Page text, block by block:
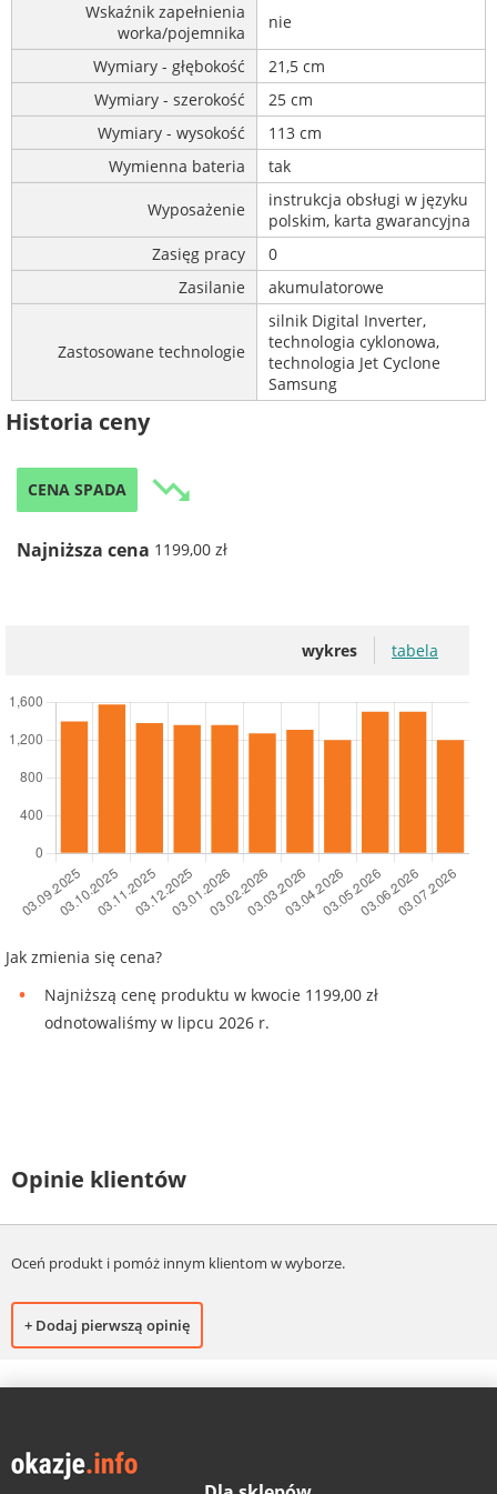
Wskaźnik zapełnienia
worka/pojemnika
nie
Wymiary - głębokość
21,5 cm
Wymiary - szerokość
25 cm
Wymiary - wysokość
113 cm
Wymienna bateria
tak
Wyposażenie
instrukcja obsługi w języku
polskim, karta gwarancyjna
Zasięg pracy
0
Zasilanie
akumulatorowe
Zastosowane technologie
silnik Digital Inverter,
technologia cyklonowa,
technologia Jet Cyclone
Samsung
Historia ceny
CENA SPADA trending_down
Najniższa cena 1199,00 zł
wykres tabela
Jak zmienia się cena?
Najniższą cenę produktu w kwocie 1199,00 zł
odnotowaliśmy w lipcu 2026 r.
Opinie klientów
Oceń produkt i pomóż innym klientom w wyborze.
+ Dodaj pierwszą opinię